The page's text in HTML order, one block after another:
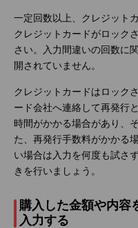
一定回数以上、クレジット
クレジットカードがロック
さい。入力間違いの回数に
開されていません。
クレジットカードはロック
ード会社へ連絡して再発行
時間がかかる場合があり、
た、再発行手数料がかかる
い場合は入力を何度も試さ
きを行いましょう。
購入した金額や内容
入力する